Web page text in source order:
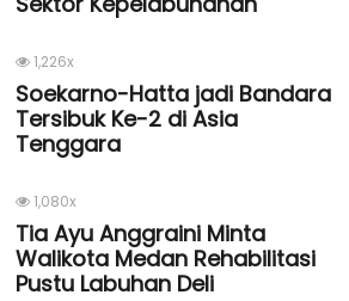
1,226x
Soekarno-Hatta jadi Bandara
Tersibuk Ke-2 di Asia
Tenggara
1,080x
Tia Ayu Anggraini Minta
Walikota Medan Rehabilitasi
Pustu Labuhan Deli